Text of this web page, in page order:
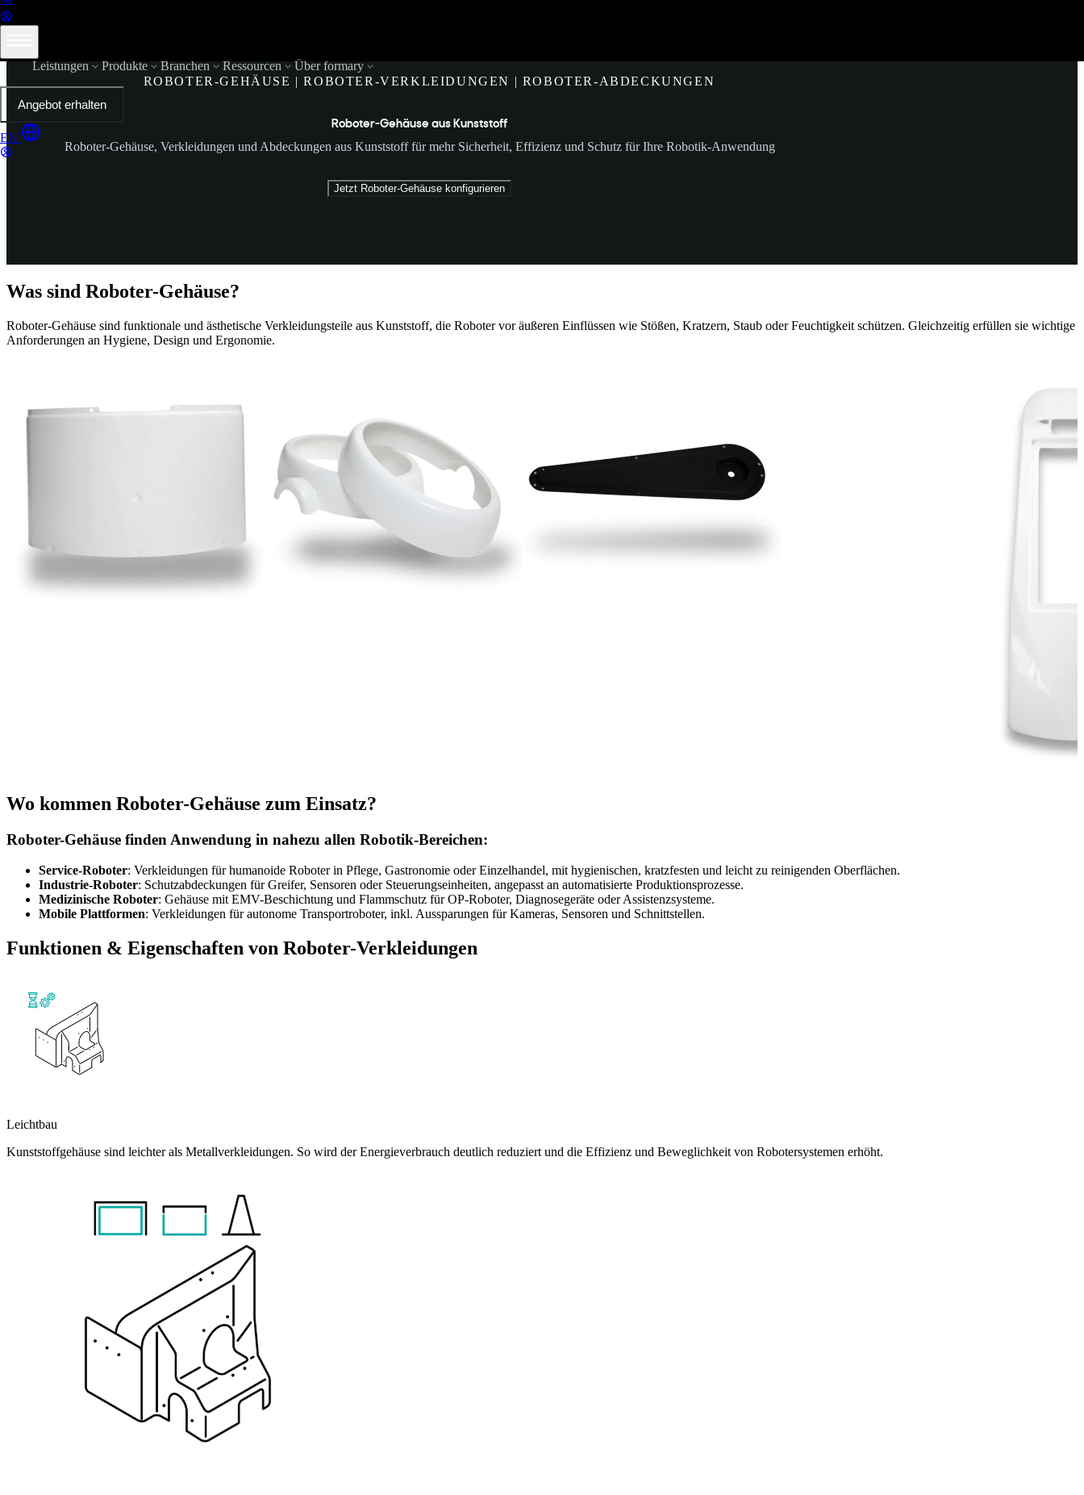
Leistungen Produkte Branchen Ressourcen Über formary
Angebot erhalten
EN
ROBOTER-GEHÄUSE | ROBOTER-VERKLEIDUNGEN | ROBOTER-ABDECKUNGEN
Roboter-Gehäuse aus Kunststoff
Roboter-Gehäuse, Verkleidungen und Abdeckungen aus Kunststoff für mehr Sicherheit, Effizienz und Schutz für Ihre Robotik-Anwendung
Jetzt Roboter-Gehäuse konfigurieren
Was sind Roboter-Gehäuse?
Roboter-Gehäuse sind funktionale und ästhetische Verkleidungsteile aus Kunststoff, die Roboter vor äußeren Einflüssen wie Stößen, Kratzern, Staub oder Feuchtigkeit schützen. Gleichzeitig erfüllen sie wichtige
Anforderungen an Hygiene, Design und Ergonomie.
Wo kommen Roboter-Gehäuse zum Einsatz?
Roboter-Gehäuse finden Anwendung in nahezu allen Robotik-Bereichen:
Service-Roboter: Verkleidungen für humanoide Roboter in Pflege, Gastronomie oder Einzelhandel, mit hygienischen, kratzfesten und leicht zu reinigenden Oberflächen.
Industrie-Roboter: Schutzabdeckungen für Greifer, Sensoren oder Steuerungseinheiten, angepasst an automatisierte Produktionsprozesse.
Medizinische Roboter: Gehäuse mit EMV-Beschichtung und Flammschutz für OP-Roboter, Diagnosegeräte oder Assistenzsysteme.
Mobile Plattformen: Verkleidungen für autonome Transportroboter, inkl. Aussparungen für Kameras, Sensoren und Schnittstellen.
Funktionen & Eigenschaften von Roboter-Verkleidungen
Leichtbau
Kunststoffgehäuse sind leichter als Metallverkleidungen. So wird der Energieverbrauch deutlich reduziert und die Effizienz und Beweglichkeit von Robotersystemen erhöht.